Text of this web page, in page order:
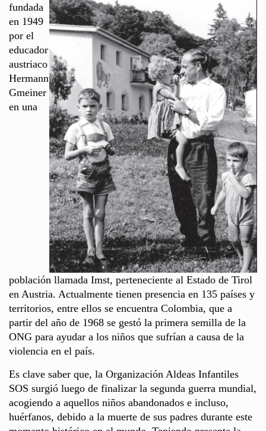
fundada
en 1949
por el
educador
austriaco
Hermann
Gmeiner
en una
población llamada Imst, perteneciente al Estado de Tirol
en Austria. Actualmente tienen presencia en 135 países y
territorios, entre ellos se encuentra Colombia, que a
partir del año de 1968 se gestó la primera semilla de la
ONG para ayudar a los niños que sufrían a causa de la
violencia en el país.
Es clave saber que, la Organización Aldeas Infantiles
SOS surgió luego de finalizar la segunda guerra mundial,
acogiendo a aquellos niños abandonados e incluso,
huérfanos, debido a la muerte de sus padres durante este